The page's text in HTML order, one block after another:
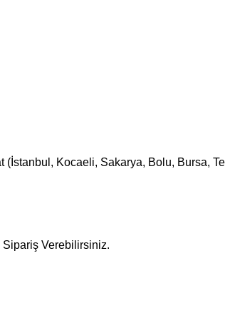
(İstanbul, Kocaeli, Sakarya, Bolu, Bursa,
Verebilirsiniz.